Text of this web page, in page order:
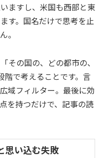
ますし、米国も西部と東
す。国名だけで思考を止
。
その国の、どの都市の、
階で考えることです。言
域フィルター。最後に効
を持つだけで、記事の読
思い込む失敗